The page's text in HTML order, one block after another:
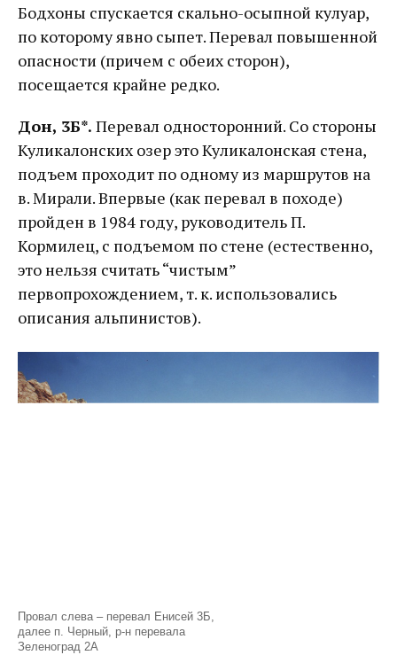
Бодхоны спускается скально-осыпной кулуар,
по которому явно сыпет. Перевал повышенной
опасности (причем с обеих сторон),
посещается крайне редко.
Дон, 3Б*. Перевал односторонний. Со стороны
Куликалонских озер это Куликалонская стена,
подъем проходит по одному из маршрутов на
в. Мирали. Впервые (как перевал в походе)
пройден в 1984 году, руководитель П.
Кормилец, с подъемом по стене (естественно,
это нельзя считать “чистым”
первопрохождением, т. к. использовались
описания альпинистов).
Провал слева – перевал Енисей 3Б,
далее п. Черный, р-н перевала
Зеленоград 2А